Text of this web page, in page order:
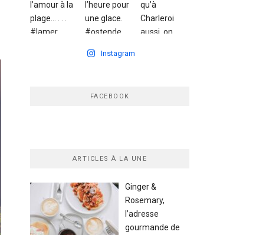
Instagram
FACEBOOK
ARTICLES À LA UNE
Ginger &
Rosemary,
l’adresse
gourmande de